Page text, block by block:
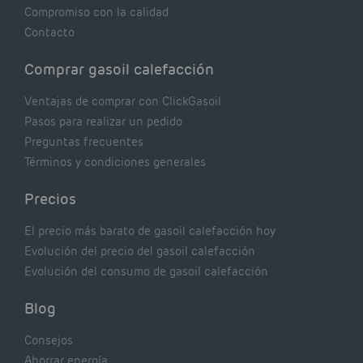
Compromiso con la calidad
Contacto
Comprar gasoil calefacción
Ventajas de comprar con ClickGasoil
Pasos para realizar un pedido
Preguntas frecuentes
Términos y condiciones generales
Precios
El precio más barato de gasoil calefacción hoy
Evolución del precio del gasoil calefacción
Evolución del consumo de gasoil calefacción
Blog
Consejos